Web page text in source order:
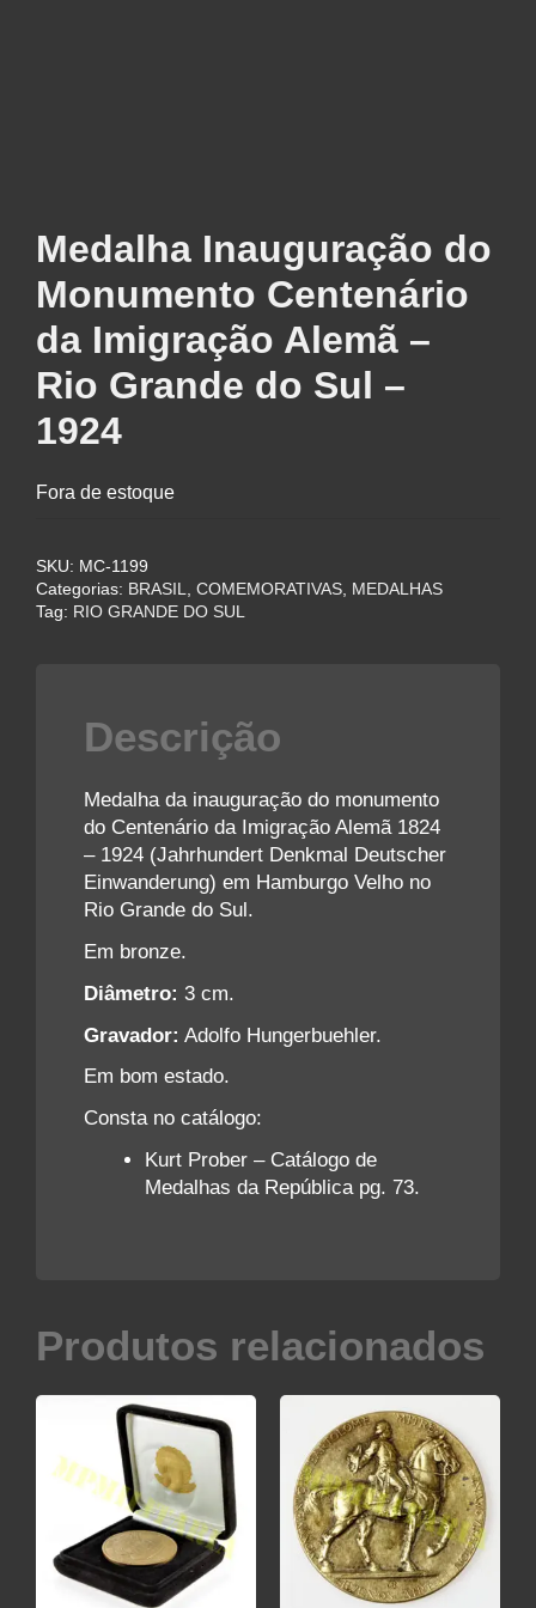
Medalha Inauguração do
Monumento Centenário
da Imigração Alemã –
Rio Grande do Sul –
1924
Fora de estoque
SKU: MC-1199
Categorias: BRASIL COMEMORATIVAS
MEDALHAS
Tag: RIO GRANDE DO SUL
Descrição
Medalha da inauguração do monumento
do Centenário da Imigração Alemã 1824
– 1924 (Jahrhundert Denkmal Deutscher
Einwanderung) em Hamburgo Velho no
Rio Grande do Sul.
Em bronze.
Diâmetro: 3 cm.
Gravador: Adolfo Hungerbuehler.
Em bom estado.
Consta no catálogo:
Kurt Prober – Catálogo de
Medalhas da República pg. 73.
Produtos relacionados